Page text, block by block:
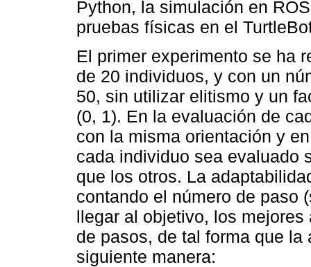
Python, la simulación en
pruebas físicas en el
El primer experimento se ha
de 20 individuos, y con un
50, sin utilizar elitismo y un
(0, 1). En la evaluación de
con la misma orientación y
cada individuo sea evaluado
que los otros. La
contando el número de paso
llegar al objetivo, los
de pasos, de tal forma que
siguiente manera: